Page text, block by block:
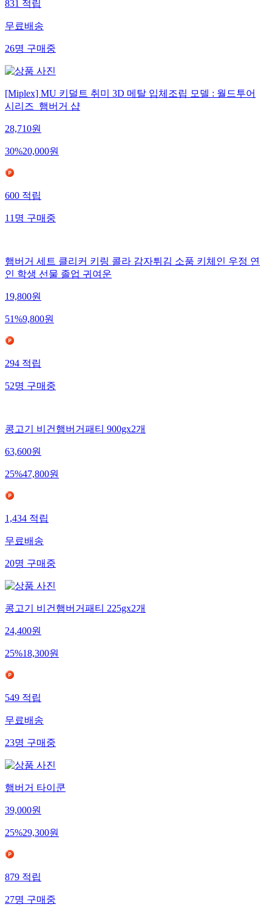
831적립
무료배송
26명구매중
[Miplex] MU 키덜트 취미 3D 메탈 입체조립 모델 : 월드투어
시리즈_햄버거 샵
28,710원
30%20,000원
600적립
11명구매중
햄버거 세트 클리커 키링 콜라 감자튀김 소품 키체인 우정 연
인 학생 선물 졸업 귀여운
19,800원
51%9,800원
294적립
52명구매중
콩고기 비건햄버거패티 900gx2개
63,600원
25%47,800원
1,434적립
무료배송
20명구매중
콩고기 비건햄버거패티 225gx2개
24,400원
25%18,300원
549적립
무료배송
23명구매중
햄버거 타이쿤
39,000원
25%29,300원
879적립
27명구매중